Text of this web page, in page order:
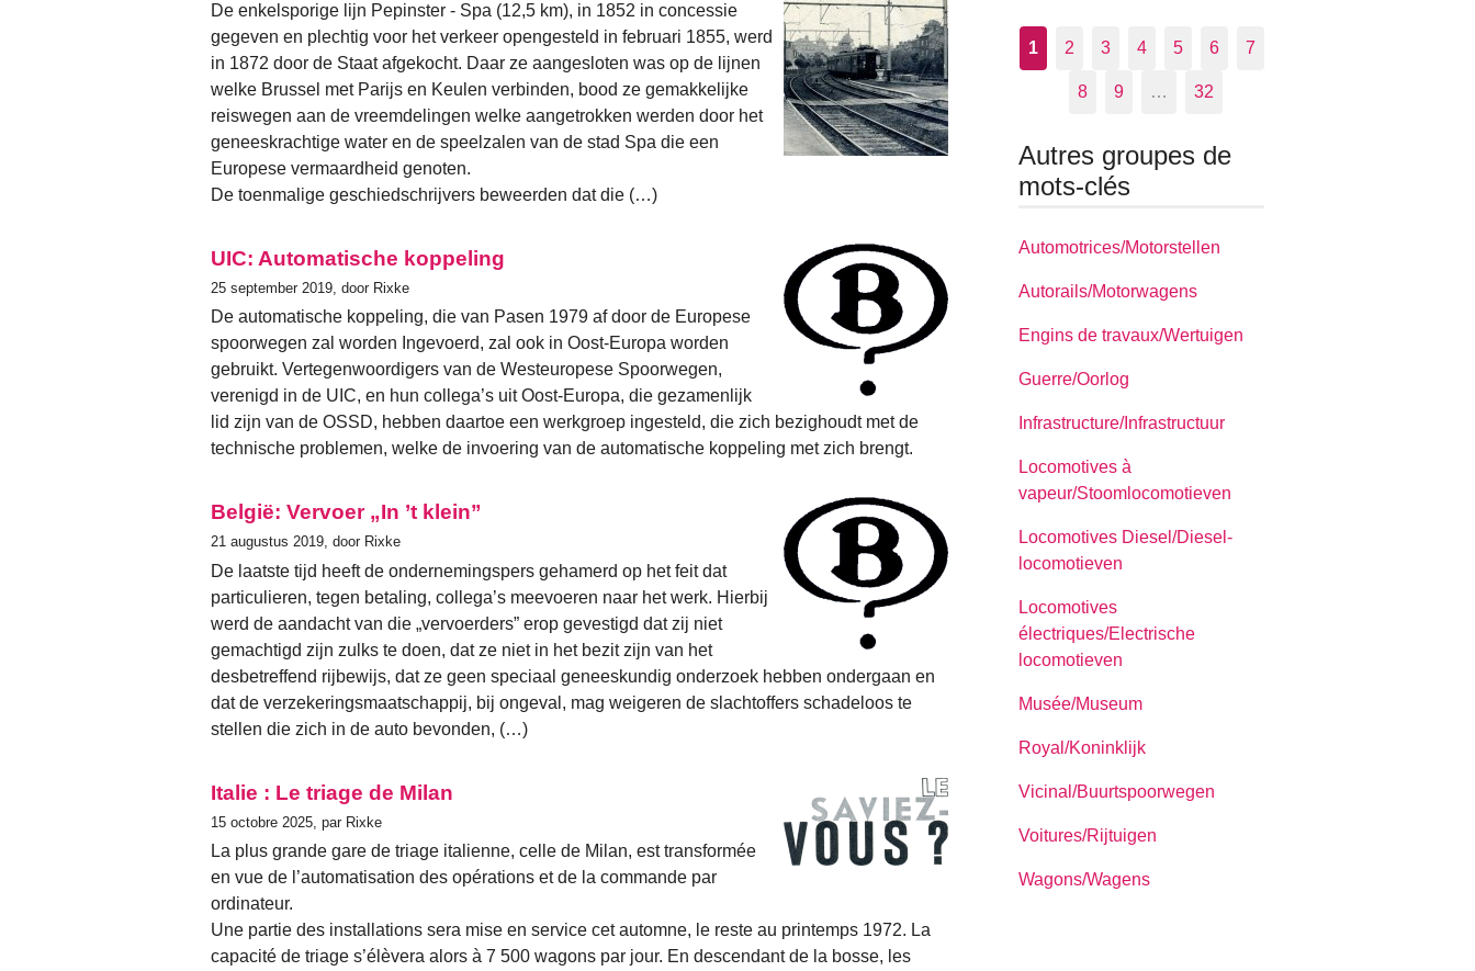
De enkelsporige lijn Pepinster - Spa (12,5 km), in 1852 in concessie
gegeven en plechtig voor het verkeer opengesteld in februari 1855, werd
in 1872 door de Staat afgekocht. Daar ze aangesloten was op de lijnen
welke Brussel met Parijs en Keulen verbinden, bood ze gemakkelijke
reiswegen aan de vreemdelingen welke aangetrokken werden door het
geneeskrachtige water en de speelzalen van de stad Spa die een
Europese vermaardheid genoten.
De toenmalige geschiedschrijvers beweerden dat die (…)
UIC: Automatische koppeling
25 september 2019, door Rixke
De automatische koppeling, die van Pasen 1979 af door de Europese
spoorwegen zal worden Ingevoerd, zal ook in Oost-Europa worden
gebruikt. Vertegenwoordigers van de Westeuropese Spoorwegen,
verenigd in de UIC, en hun collega’s uit Oost-Europa, die gezamenlijk
lid zijn van de OSSD, hebben daartoe een werkgroep ingesteld, die zich bezighoudt met de
technische problemen, welke de invoering van de automatische koppeling met zich brengt.
België: Vervoer „In ’t klein”
21 augustus 2019, door Rixke
De laatste tijd heeft de ondernemingspers gehamerd op het feit dat
particulieren, tegen betaling, collega’s meevoeren naar het werk. Hierbij
werd de aandacht van die „vervoerders” erop gevestigd dat zij niet
gemachtigd zijn zulks te doen, dat ze niet in het bezit zijn van het
desbetreffend rijbewijs, dat ze geen speciaal geneeskundig onderzoek hebben ondergaan en
dat de verzekeringsmaatschappij, bij ongeval, mag weigeren de slachtoffers schadeloos te
stellen die zich in de auto bevonden, (…)
Italie : Le triage de Milan
15 octobre 2025, par Rixke
La plus grande gare de triage italienne, celle de Milan, est transformée
en vue de l’automatisation des opérations et de la commande par
ordinateur.
Une partie des installations sera mise en service cet automne, le reste au printemps 1972. La
capacité de triage s’élèvera alors à 7 500 wagons par jour. En descendant de la bosse, les
1 2 3 4 5 6 7
8 9 … 32
Autres groupes de
mots-clés
Automotrices/Motorstellen
Autorails/Motorwagens
Engins de travaux/Wertuigen
Guerre/Oorlog
Infrastructure/Infrastructuur
Locomotives à
vapeur/Stoomlocomotieven
Locomotives Diesel/Diesel-
locomotieven
Locomotives
électriques/Electrische
locomotieven
Musée/Museum
Royal/Koninklijk
Vicinal/Buurtspoorwegen
Voitures/Rijtuigen
Wagons/Wagens